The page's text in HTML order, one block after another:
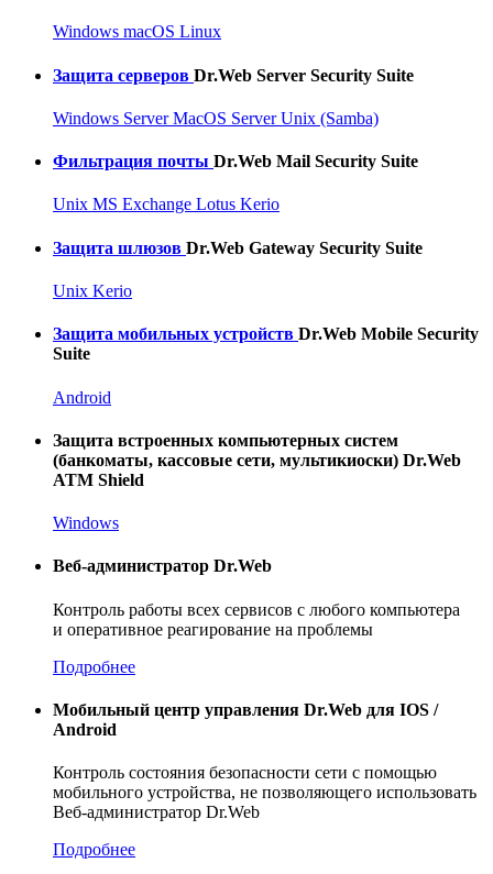
Windows macOS Linux
Защита серверов Dr.Web Server Security Suite
Windows Server MacOS Server Unix (Samba)
Фильтрация почты Dr.Web Mail Security Suite
Unix MS Exchange Lotus Kerio
Защита шлюзов Dr.Web Gateway Security Suite
Unix Kerio
Защита мобильных устройств Dr.Web Mobile Security
Suite
Android
Защита встроенных компьютерных систем
(банкоматы, кассовые сети, мультикиоски) Dr.Web
ATM Shield
Windows
Веб-администратор Dr.Web
Контроль работы всех сервисов с любого компьютера
и оперативное реагирование на проблемы
Подробнее
Мобильный центр управления Dr.Web для IOS /
Android
Контроль состояния безопасности сети с помощью
мобильного устройства, не позволяющего использовать
Веб-администратор Dr.Web
Подробнее